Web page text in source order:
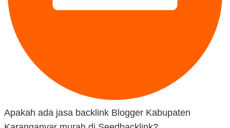
Apakah ada jasa backlink Blogger Kabupaten